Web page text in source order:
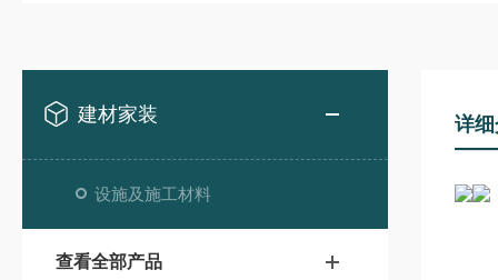
建材家装
设施及施工材料
查看全部产品
详